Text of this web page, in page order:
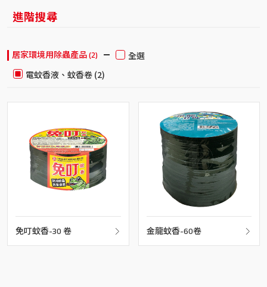
進階搜尋
居家環境用除蟲產品 (2)
全選
電蚊香液、蚊香卷 (2)
免叮蚊香-30 卷 金龍蚊香-60卷